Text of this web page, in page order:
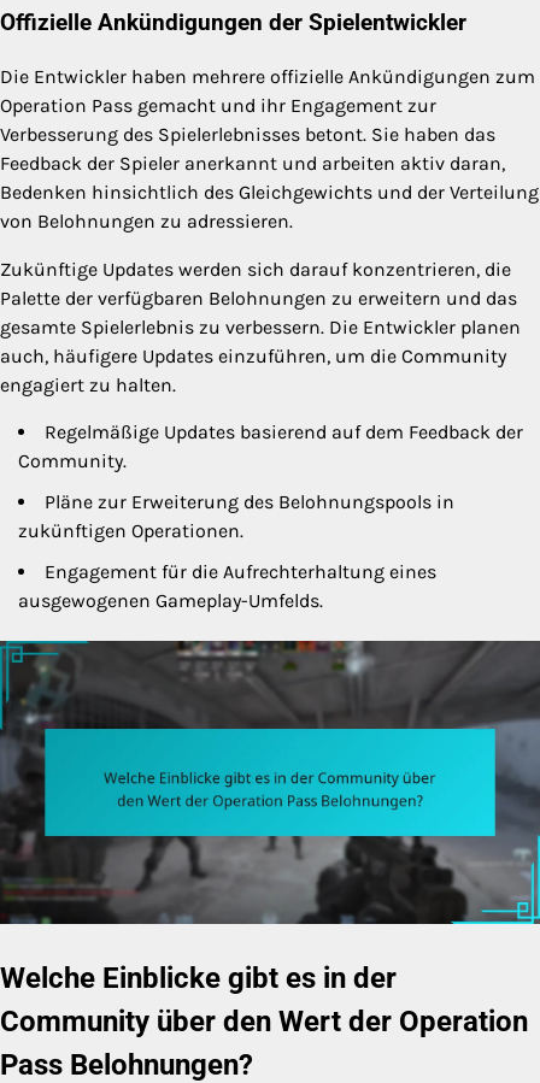
Offizielle Ankündigungen der Spielentwickler
Die Entwickler haben mehrere offizielle Ankündigungen zum
Operation Pass gemacht und ihr Engagement zur
Verbesserung des Spielerlebnisses betont. Sie haben das
Feedback der Spieler anerkannt und arbeiten aktiv daran,
Bedenken hinsichtlich des Gleichgewichts und der Verteilung
von Belohnungen zu adressieren.
Zukünftige Updates werden sich darauf konzentrieren, die
Palette der verfügbaren Belohnungen zu erweitern und das
gesamte Spielerlebnis zu verbessern. Die Entwickler planen
auch, häufigere Updates einzuführen, um die Community
engagiert zu halten.
Regelmäßige Updates basierend auf dem Feedback der
Community.
Pläne zur Erweiterung des Belohnungspools in
zukünftigen Operationen.
Engagement für die Aufrechterhaltung eines
ausgewogenen Gameplay-Umfelds.
Welche Einblicke gibt es in der
Community über den Wert der Operation
Pass Belohnungen?